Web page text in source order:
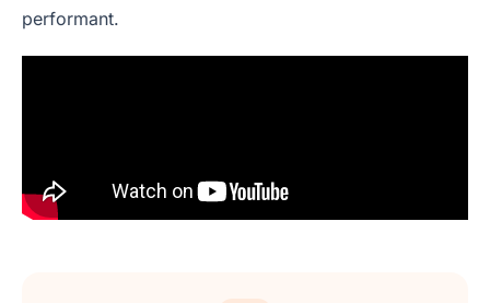
performant.